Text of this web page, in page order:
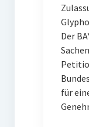
Der
für